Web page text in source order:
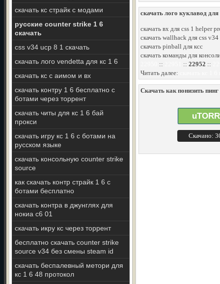
скачать кс страйк с модами
русские counter strike 1 6
скачать
css v34 ucp 8 1 скачать
скачать лого vendetta для кс 1 6
скачать кс с аимом и вх
скачать контру 1 6 бесплатно с
ботами через торрент
скачать читы для кс 1 6 бай
прокси
скачать игру кс 1 6 с ботами на
русском языке
скачать консольную counter strike
source
как скачать контр страйк 1 6 с
ботами бесплатно
скачать контра в джунглях для
нокиа с6 01
скачать икру кс через торрент
бесплатно скачать counter strike
source v34 без смены steam id
скачать беспалевный метори для
кс 1 6 48 протокол
скачать лого куклавод для
скачать вх для css 1 helper
скачать wallhack для css
скачать pinball для ксс
скачать команды для
:: :: 22952 ::
Читать далее:
Скачать как понизить пинг
Скачано: